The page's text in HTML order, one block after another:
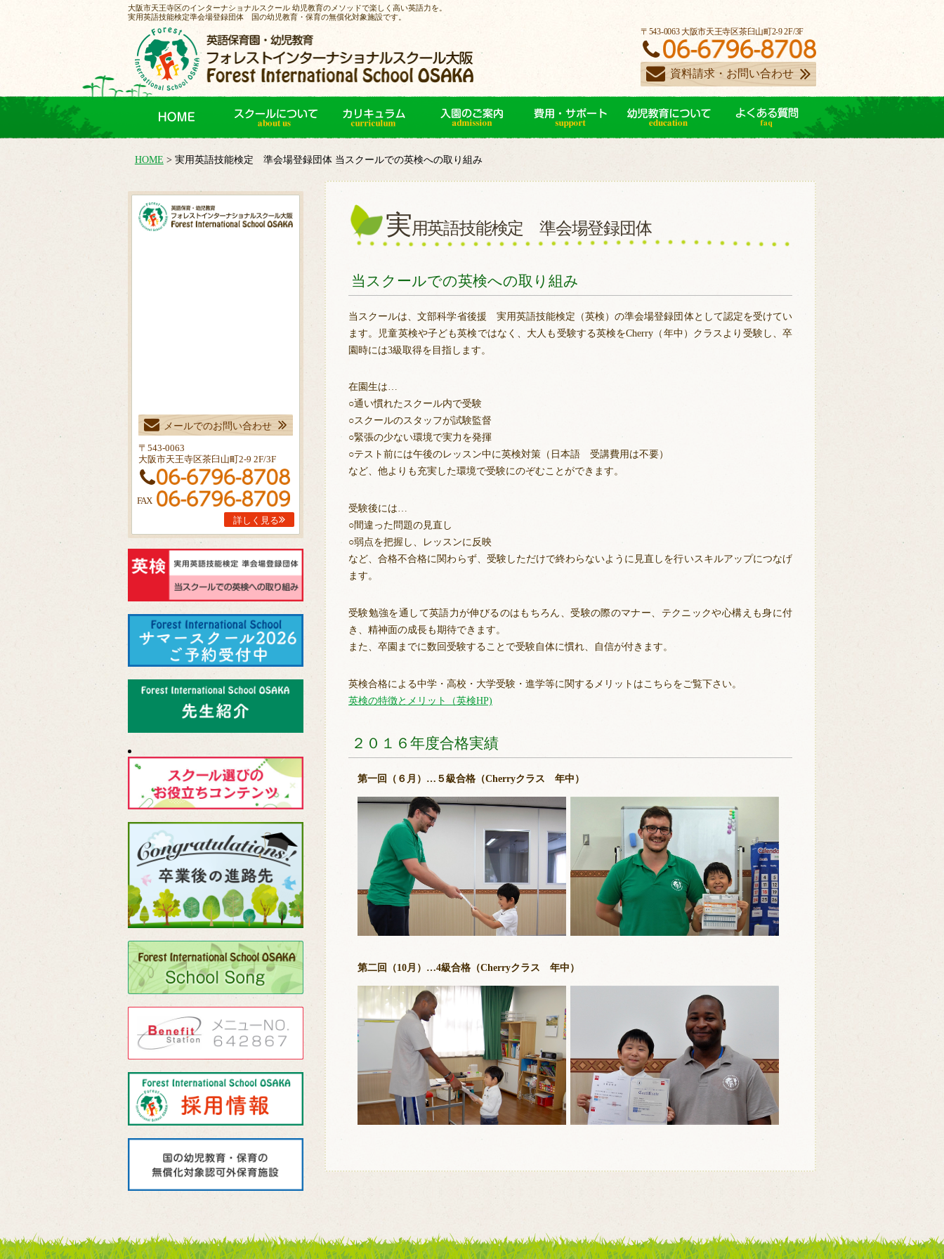
大阪市天王寺区のインターナショナルスクール 幼児教育のメソッドで楽しく高い英語力を。
実用英語技能検定準会場登録団体 国の幼児教育・保育の無償化対象施設です。
〒543-0063 大阪市天王寺区茶臼山町2-9 2F/3F
資料請求・お問い合わせ
HOME 実用英語技能検定 準会場登録団体 当スクールでの英検への取り組み
実用英語技能検定 準会場登録団体
当スクールでの英検への取り組み
当スクールは、文部科学省後援 実用英語技能検定（英検）の準会場登録団体として認定を受けてい
ます。児童英検や子ども英検ではなく、大人も受験する英検をCherry（年中）クラスより受験し、卒
園時には3級取得を目指します。
在園生は…
○通い慣れたスクール内で受験
○スクールのスタッフが試験監督
○緊張の少ない環境で実力を発揮
○テスト前には午後のレッスン中に英検対策（日本語 受講費用は不要）
など、他よりも充実した環境で受験にのぞむことができます。
受験後には…
○間違った問題の見直し
○弱点を把握し、レッスンに反映
など、合格不合格に関わらず、受験しただけで終わらないように見直しを行いスキルアップにつなげ
ます。
受験勉強を通して英語力が伸びるのはもちろん、受験の際のマナー、テクニックや心構えも身に付
き、精神面の成長も期待できます。
また、卒園までに数回受験することで受験自体に慣れ、自信が付きます。
英検合格による中学・高校・大学受験・進学等に関するメリットはこちらをご覧下さい。
英検の特徴とメリット（英検HP)
２０１６年度合格実績
第一回（６月）…５級合格（Cherryクラス 年中）
第二回（10月）…4級合格（Cherryクラス 年中）
メールでのお問い合わせ
〒543-0063
大阪市天王寺区茶臼山町2-9 2F/3F
FAX
詳しく見る